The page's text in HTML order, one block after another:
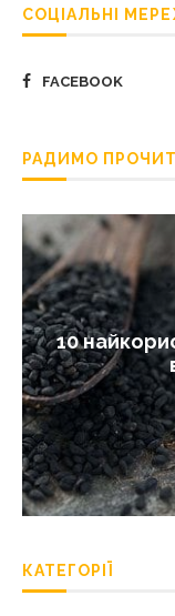
СОЦІАЛЬНІ
FACEBOOK
РАДИМО
10
КАТЕГОРІЇ